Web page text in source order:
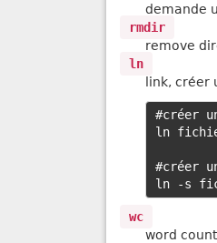
demande
rmdir
remove
ln
link, créer
#créer
ln
#créer
wc
word